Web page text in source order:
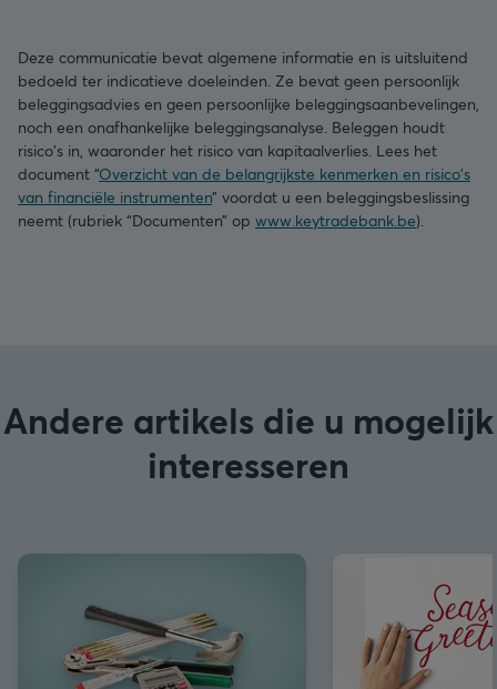
Deze communicatie bevat algemene informatie en is uitsluitend
bedoeld ter indicatieve doeleinden. Ze bevat geen persoonlijk
beleggingsadvies en geen persoonlijke beleggingsaanbevelingen,
noch een onafhankelijke beleggingsanalyse. Beleggen houdt
risico's in, waaronder het risico van kapitaalverlies. Lees het
document “Overzicht van de belangrijkste kenmerken en risico's
van financiële instrumenten” voordat u een beleggingsbeslissing
neemt (rubriek “Documenten” op www.keytradebank.be).
Andere artikels die u mogelijk
interesseren